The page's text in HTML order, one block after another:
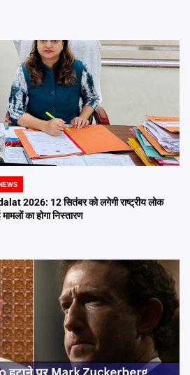
2026: 12 सितंबर को लगेगी राष्ट्रीय लोक
का होगा निस्तारण